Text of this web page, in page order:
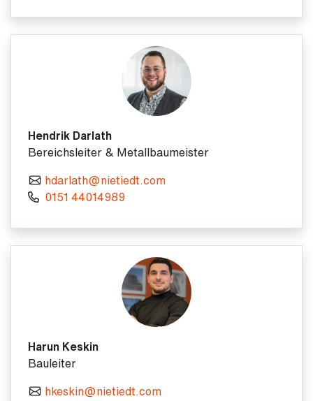
Hendrik Darlath
Bereichsleiter & Metallbaumeister
hdarlath@nietiedt.com
0151 44014989
Harun Keskin
Bauleiter
hkeskin@nietiedt.com